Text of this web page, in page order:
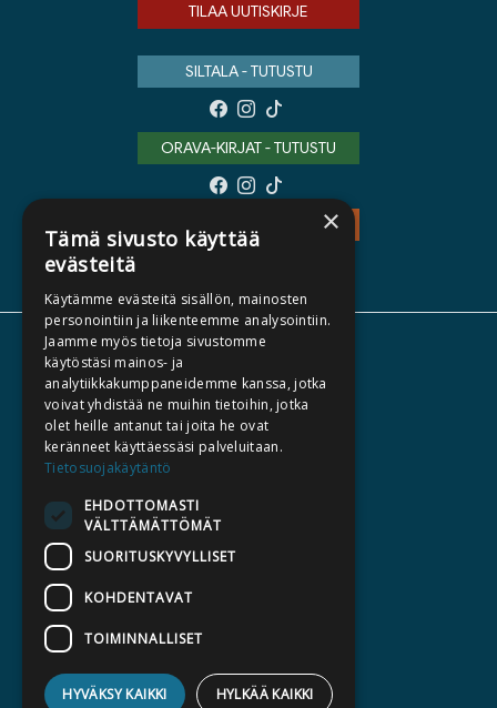
TILAA UUTISKIRJE
SILTALA - TUTUSTU
ORAVA-KIRJAT - TUTUSTU
TIETOA MEISTÄ
TEKIJÄT
KATALOGIT
AJANKOHTAISTA
HALUATKO KIRJAILIJAKSI
LASKUTUSOSOITTEET
SILTALA.FI
E-JA ÄÄNIKIRJAT
×
Tämä sivusto käyttää
evästeitä
Käytämme evästeitä sisällön, mainosten
personointiin ja liikenteemme analysointiin.
Jaamme myös tietoja sivustomme
käytöstäsi mainos- ja
analytiikkakumppaneidemme kanssa, jotka
voivat yhdistää ne muihin tietoihin, jotka
olet heille antanut tai joita he ovat
keränneet käyttäessäsi palveluitaan.
Tietosuojakäytäntö
EHDOTTOMASTI
VÄLTTÄMÄTTÖMÄT
SUORITUSKYVYLLISET
KOHDENTAVAT
TOIMINNALLISET
HYVÄKSY KAIKKI HYLKÄÄ KAIKKI